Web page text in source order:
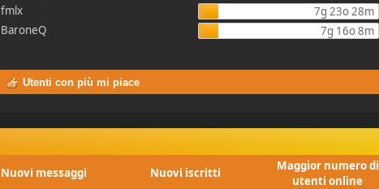
fmlx
7g 23o 28m
BaroneQ
7g 16o 8m
Utenti con più mi piace
Nuovi messaggi Nuovi iscritti
Maggior numero di
utenti online